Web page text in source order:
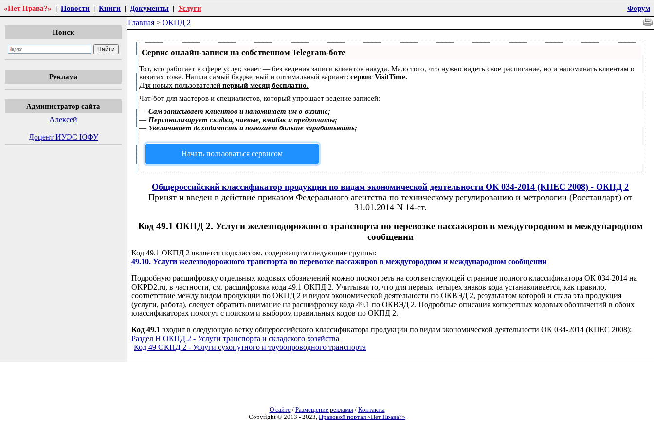
«Нет Права?» | Новости | Книги | Документы | Услуги Форум
Поиск
Реклама
Администратор сайта
Алексей
Доцент ИУЭС ЮФУ
Главная > ОКПД 2
Сервис онлайн-записи на собственном Telegram-боте
Тот, кто работает в сфере услуг, знает — без ведения записи клиентов никуда. Мало того, что нужно видеть свое расписание, но и напоминать клиентам о
визитах тоже. Нашли самый бюджетный и оптимальный вариант: сервис VisitTime.
Для новых пользователей первый месяц бесплатно.
Чат-бот для мастеров и специалистов, который упрощает ведение записей:
— Сам записывает клиентов и напоминает им о визите;
— Персонализирует скидки, чаевые, кэшбэк и предоплаты;
— Увеличивает доходимость и помогает больше зарабатывать;
Начать пользоваться сервисом
Общероссийский классификатор продукции по видам экономической деятельности ОК 034-2014 (КПЕС 2008) - ОКПД 2
Принят и введен в действие приказом Федерального агентства по техническому регулированию и метрологии (Росстандарт) от
31.01.2014 N 14-ст.
Код 49.1 ОКПД 2. Услуги железнодорожного транспорта по перевозке пассажиров в междугородном и международном
сообщении
Код 49.1 ОКПД 2 является подклассом, содержащим следующие группы:
49.10. Услуги железнодорожного транспорта по перевозке пассажиров в междугородном и международном сообщении
Подробную расшифровку отдельных кодовых обозначений можно посмотреть на соответствующей странице полного классификатора ОК 034-2014 на
OKPD2.ru, в частности, см. расшифровка кода 49.1 ОКПД 2. Учитывая то, что для первых четырех знаков кода устанавливается, как правило,
соответствие между видом продукции по ОКПД 2 и видом экономической деятельности по ОКВЭД 2, результатом которой и стала эта продукция
(услуги, работа), следует обратить внимание на расшифровку кода 49.1 по ОКВЭД 2. Подробные описания конкретных кодовых обозначений в обоих
классификаторах помогут с поиском и выбором правильных кодов по ОКПД 2.
Код 49.1 входит в следующую ветку общероссийского классификатора продукции по видам экономической деятельности ОК 034-2014 (КПЕС 2008):
Раздел H ОКПД 2 - Услуги транспорта и складского хозяйства
Код 49 ОКПД 2 - Услуги сухопутного и трубопроводного транспорта
О сайте/ Размещение рекламы/ Контакты
Copyright © 2013 - 2023, Правовой портал «Нет Права?»